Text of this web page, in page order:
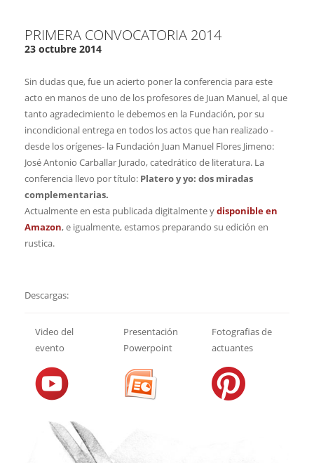
PRIMERA CONVOCATORIA 2014
23 octubre 2014
Sin dudas que, fue un acierto poner la conferencia para este
acto en manos de uno de los profesores de Juan Manuel, al que
tanto agradecimiento le debemos en la Fundación, por su
incondicional entrega en todos los actos que han realizado -
desde los orígenes- la Fundación Juan Manuel Flores Jimeno:
José Antonio Carballar Jurado, catedrático de literatura. La
conferencia llevo por título: Platero y yo: dos miradas
complementarias.
Actualmente en esta publicada digitalmente ydisponible en
Amazon, e igualmente, estamos preparando su edición en
rustica.
Descargas:
Video del
evento
Presentación
Powerpoint
Fotografias de
actuantes